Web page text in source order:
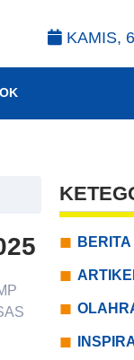
KAMIS,
BERITA